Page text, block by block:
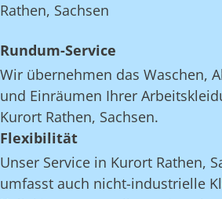
Rathen, Sachsen
Rundum-Service
Wir übernehmen das Waschen,
und Einräumen Ihrer
Kurort Rathen, Sachsen.
Flexibilität
Unser Service in Kurort Rathen,
umfasst auch nicht-industrielle